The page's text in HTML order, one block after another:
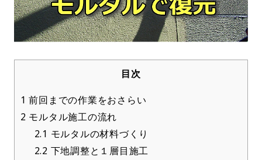
目次
1 前回までの作業をおさらい
2 モルタル施工の流れ
2.1 モルタルの材料づくり
2.2 下地調整と１層目施工